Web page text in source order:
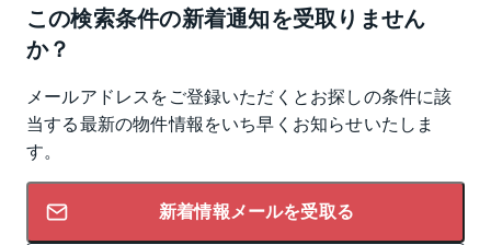
この検索条件の新着通知を受取りません
か？
メールアドレスをご登録いただくとお探しの条件に該
当する最新の物件情報をいち早くお知らせいたしま
す。
新着情報メールを受取る